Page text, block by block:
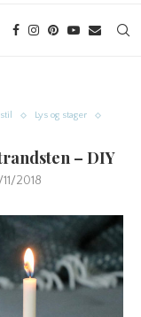
Lys og stager
– DIY
2018